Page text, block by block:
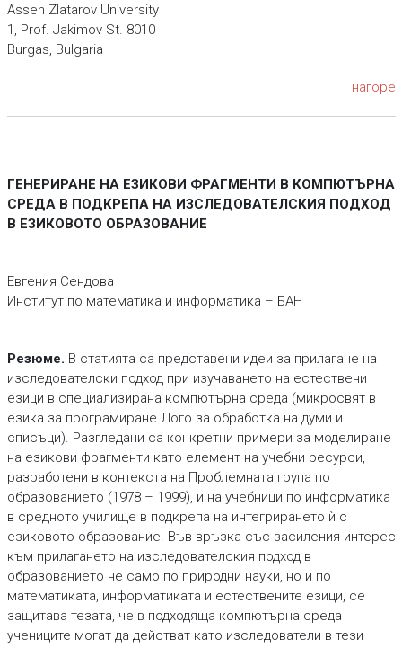
Assen Zlatarov University
1, Prof. Jakimov St. 8010
Burgas, Bulgaria
нагоре
ГЕНЕРИРАНЕ НА ЕЗИКОВИ ФРАГМЕНТИ В КОМПЮТЪРНА
СРЕДА В ПОДКРЕПА НА ИЗСЛЕДОВАТЕЛСКИЯ ПОДХОД
В ЕЗИКОВОТО ОБРАЗОВАНИЕ
Евгения Сендова
Институт по математика и информатика – БАН
Резюме. В статията са представени идеи за прилагане на
изследователски подход при изучаването на естествени
езици в специализирана компютърна среда (микросвят в
езика за програмиране Лого за обработка на думи и
списъци). Разгледани са конкретни примери за моделиране
на езикови фрагменти като елемент на учебни ресурси,
разработени в контекста на Проблемната група по
образованието (1978 – 1999), и на учебници по информатика
в средното училище в подкрепа на интегрирането ѝ с
езиковото образование. Във връзка със засиления интерес
към прилагането на изследователския подход в
образованието не само по природни науки, но и по
математиката, информатиката и естествените езици, се
защитава тезата, че в подходяща компютърна среда
учениците могат да действат като изследователи в тези